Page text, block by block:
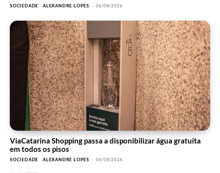
SOCIEDADE ALEXANDRE LOPES - 06/08/2026
ViaCatarina Shopping passa a disponibilizar água gratuita
em todos os pisos
SOCIEDADE ALEXANDRE LOPES - 06/08/2026